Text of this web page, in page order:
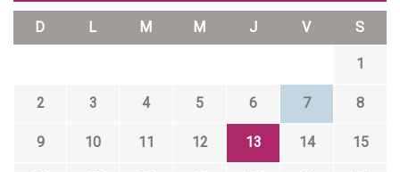
D L M M J V S
1
2 3 4 5 6 7 8
9 10 11 12 13 14 15